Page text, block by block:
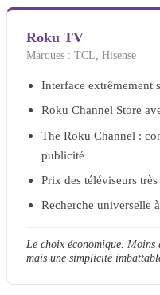
Roku TV
Marques : TCL, Hisense
Interface extrêmement
Roku Channel Store
The Roku Channel :
publicité
Prix des téléviseurs
Recherche universelle
Le choix économique. Moins
mais une simplicité